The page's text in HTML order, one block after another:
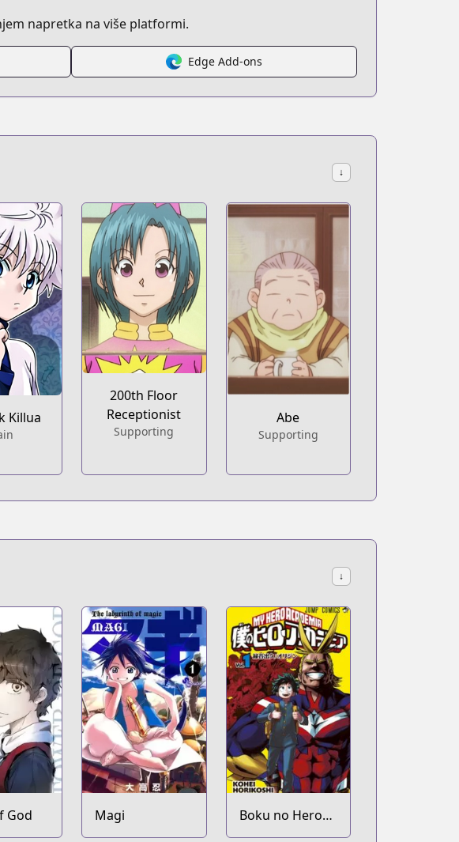
napretka na više platformi.
Edge Add-ons
↓
Killua
200th Floor
Receptionist
Supporting
Abe
Supporting
↓
God Magi
Boku no Hero
Academia